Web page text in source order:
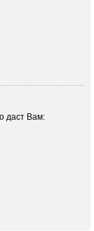
даст Вам: